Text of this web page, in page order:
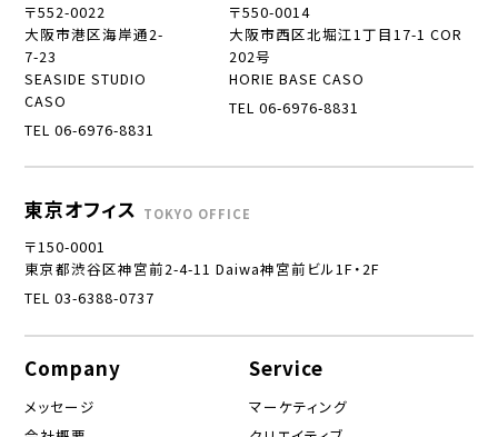
〒552-0022
大阪市港区海岸通2-
7-23
SEASIDE STUDIO
CASO
TEL 06-6976-8831
〒550-0014
大阪市西区北堀江1丁目17-1 COR
202号
HORIE BASE CASO
TEL 06-6976-8831
東京オフィス TOKYO OFFICE
〒150-0001
東京都渋谷区神宮前2-4-11 Daiwa神宮前ビル1F・2F
TEL 03-6388-0737
Company
メッセージ
Service
マーケティング